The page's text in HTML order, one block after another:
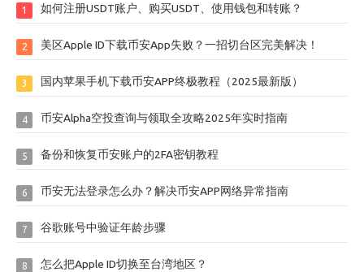
1 如何注册USDT账户、购买USDT、使用钱包和转账？
2 美区Apple ID下载币安App失败？一招切台区完美解决！
3 国内苹果手机下载币安APP终极教程（2025最新版）
4 币安Alpha空投查询与领取全攻略2025年实时指南
5 备份和恢复币安账户的2FA密钥教程
6 币安无法登录怎么办？解决币安APP网络异常指南
7 谷歌账号中验证年龄步骤
8 怎么把Apple ID切换至台湾地区？